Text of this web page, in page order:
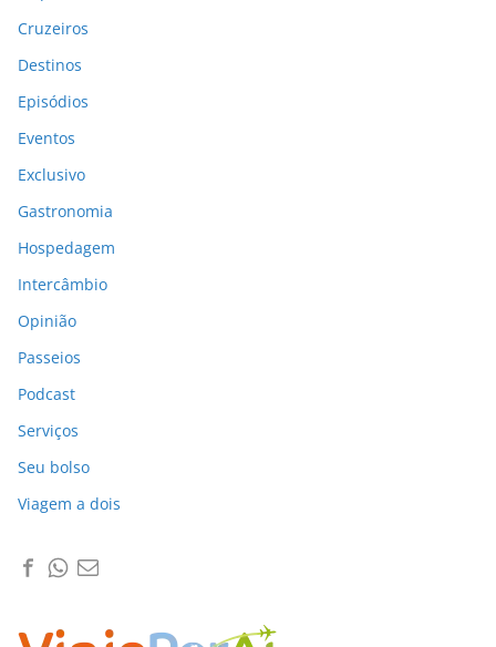
Cruzeiros
Destinos
Episódios
Eventos
Exclusivo
Gastronomia
Hospedagem
Intercâmbio
Opinião
Passeios
Podcast
Serviços
Seu bolso
Viagem a dois